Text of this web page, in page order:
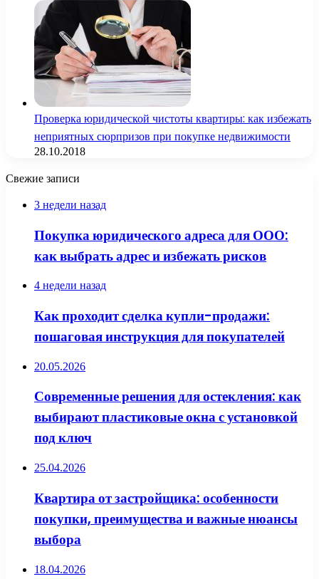
Проверка юридической чистоты квартиры: как избежать
неприятных сюрпризов при покупке недвижимости
28.10.2018
Свежие записи
3 недели назад
Покупка юридического адреса для ООО:
как выбрать адрес и избежать рисков
4 недели назад
Как проходит сделка купли-продажи:
пошаговая инструкция для покупателей
20.05.2026
Современные решения для остекления: как
выбирают пластиковые окна с установкой
под ключ
25.04.2026
Квартира от застройщика: особенности
покупки, преимущества и важные нюансы
выбора
18.04.2026